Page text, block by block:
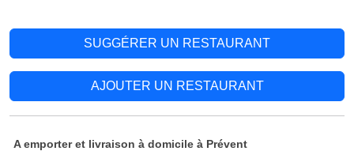
SUGGÉRER UN RESTAURANT
AJOUTER UN RESTAURANT
A emporter et livraison à domicile à Prévent